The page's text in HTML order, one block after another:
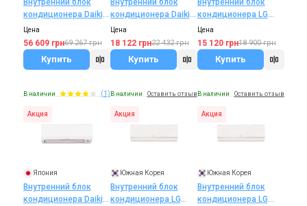
Внутренний блок
кондиционера Daikin
FXAQ-A
Цена
56 609 грн69 267 грн
Купить
Внутренний блок
кондиционера Daikin
FTXP20N
Цена
18 122 грн22 432 грн
Купить
Внутренний блок
кондиционера LG
MJ07PC
Цена
15 120 грн18 900 грн
Купить
В наличии (1)
Акция
Япония
Внутренний блок
кондиционера Daikin
В наличии Оставить отзыв
Акция
Южная Корея
Внутренний блок
кондиционера LG
В наличии Оставить отзыв
Акция
Южная Корея
Внутренний блок
кондиционера LG